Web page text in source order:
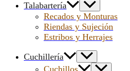
Talabartería
Recados y Monturas
Riendas y Sujeción
Estribos y Herrajes
Cuchillería